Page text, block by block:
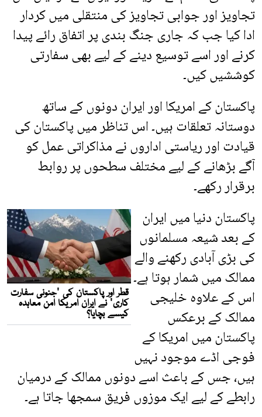
تجاویز اور جوابی تجاویز کی منتقلی میں کردار
ادا کیا جب کہ جاری جنگ بندی پر اتفاق رائے پیدا
کرنے اور اسے توسیع دینے کے لیے بھی سفارتی
کوششیں کیں۔
پاکستان کے امریکا اور ایران دونوں کے ساتھ
دوستانہ تعلقات ہیں۔ اس تناظر میں پاکستان کی
قیادت اور ریاستی اداروں نے مذاکراتی عمل کو
آگے بڑھانے کے لیے مختلف سطحوں پر روابط
برقرار رکھے۔
پاکستان دنیا میں ایران
کے بعد شیعہ مسلمانوں
کی بڑی آبادی رکھنے والے
ممالک میں شمار ہوتا ہے۔
اس کے علاوہ خلیجی
ممالک کے برعکس
پاکستان میں امریکا کے
فوجی اڈے موجود نہیں
ہیں، جس کے باعث اسے دونوں ممالک کے درمیان
رابطے کے لیے ایک موزوں فریق سمجھا جاتا ہے۔